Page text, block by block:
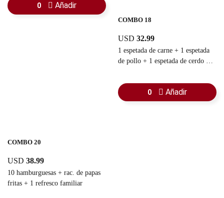
0 Añadir
COMBO 18
USD 32.99
1 espetada de carne + 1 espetada
de pollo + 1 espetada de cerdo + 1
sancochada + rac. pan con ajo
0 Añadir
COMBO 20
USD 38.99
10 hamburguesas + rac. de papas
fritas + 1 refresco familiar